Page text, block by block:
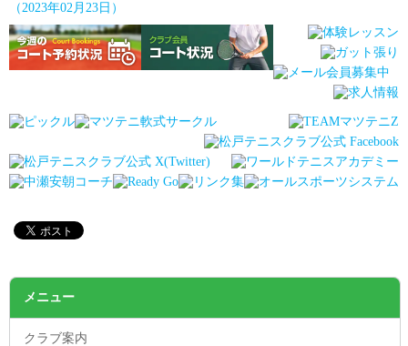
（2023年02月23日）
メニュー
クラブ案内